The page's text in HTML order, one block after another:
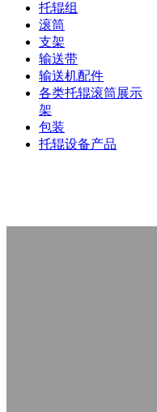
托辊组
滚筒
支架
输送带
输送机配件
各类托辊滚筒展示
架
包装
托辊设备产品